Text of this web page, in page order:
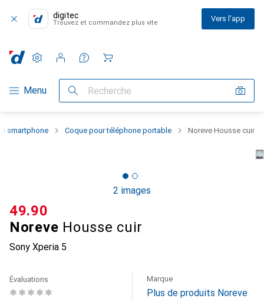
digitec
Trouvez et commandez plus vite Vers l'app
Navigation par catégorie
Menu Recherche
Paramètres
Compte client
Listes de comparaison
Listes d'envies
Panier
smartphone Coque pour téléphone portable Noreve Housse cuir
2 images
Noreve Housse cuir
Sony Xperia 5
CHF
49.90
Évaluations Marque
Plus de produits Noreve